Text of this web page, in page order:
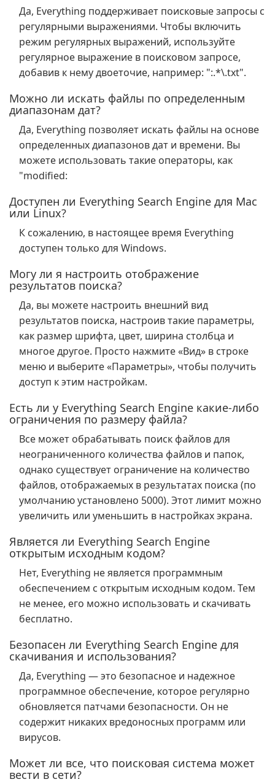
Да, Everything поддерживает поисковые запросы с
регулярными выражениями. Чтобы включить
режим регулярных выражений, используйте
регулярное выражение в поисковом запросе,
добавив к нему двоеточие, например: ":.*\.txt".
Можно ли искать файлы по определенным
диапазонам дат?
Да, Everything позволяет искать файлы на основе
определенных диапазонов дат и времени. Вы
можете использовать такие операторы, как
"modified:
Доступен ли Everything Search Engine для Mac
или Linux?
К сожалению, в настоящее время Everything
доступен только для Windows.
Могу ли я настроить отображение
результатов поиска?
Да, вы можете настроить внешний вид
результатов поиска, настроив такие параметры,
как размер шрифта, цвет, ширина столбца и
многое другое. Просто нажмите «Вид» в строке
меню и выберите «Параметры», чтобы получить
доступ к этим настройкам.
Есть ли у Everything Search Engine какие-либо
ограничения по размеру файла?
Все может обрабатывать поиск файлов для
неограниченного количества файлов и папок,
однако существует ограничение на количество
файлов, отображаемых в результатах поиска (по
умолчанию установлено 5000). Этот лимит можно
увеличить или уменьшить в настройках экрана.
Является ли Everything Search Engine
открытым исходным кодом?
Нет, Everything не является программным
обеспечением с открытым исходным кодом. Тем
не менее, его можно использовать и скачивать
бесплатно.
Безопасен ли Everything Search Engine для
скачивания и использования?
Да, Everything — это безопасное и надежное
программное обеспечение, которое регулярно
обновляется патчами безопасности. Он не
содержит никаких вредоносных программ или
вирусов.
Может ли все, что поисковая система может
вести в сети?